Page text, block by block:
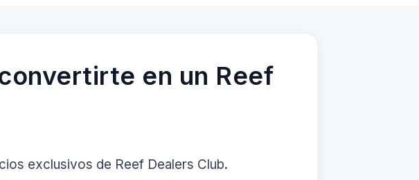
en un Reef
exclusivos de Reef Dealers Club.